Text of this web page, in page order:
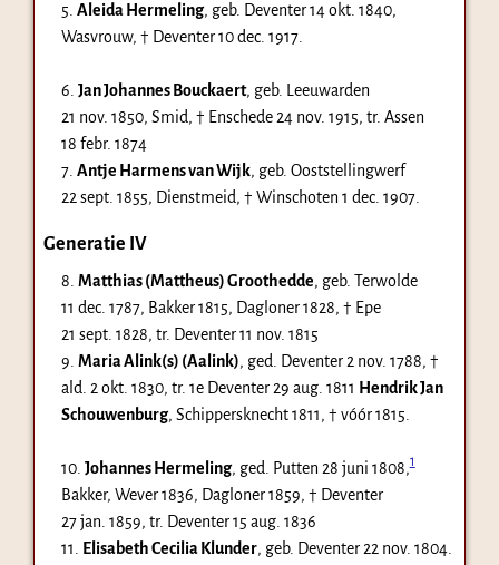
5. Aleida Hermeling, geb. Deventer14 okt. 1840,
Wasvrouw, † Deventer10 dec. 1917.
6. Jan Johannes Bouckaert, geb. Leeuwarden
21 nov. 1850, Smid, † Enschede 24 nov. 1915, tr. Assen
18 febr. 1874
7. Antje Harmens van Wijk, geb. Ooststellingwerf
22 sept. 1855, Dienstmeid, † Winschoten 1 dec. 1907.
Generatie IV
8. Matthias (Mattheus) Groothedde, geb. Terwolde
11 dec. 1787, Bakker 1815, Dagloner 1828, † Epe
21 sept. 1828, tr. Deventer11 nov. 1815
9. Maria Alink(s) (Aalink), ged. Deventer 2 nov. 1788, †
ald. 2 okt. 1830, tr. 1e Deventer 29 aug. 1811 Hendrik Jan
Schouwenburg, Schippersknecht 1811, † vóór 1815
10. Johannes Hermeling, ged. Putten 28 juni 1808,1
Bakker, Wever 1836, Dagloner 1859, † Deventer
27 jan. 1859, tr. Deventer15 aug. 1836
11. Elisabeth Cecilia Klunder, geb. Deventer 22 nov. 1804.